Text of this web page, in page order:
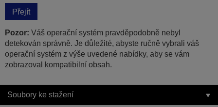
Přejít
Pozor: Váš operační systém pravděpodobně nebyl
detekován správně. Je důležité, abyste ručně vybrali váš
operační systém z výše uvedené nabídky, aby se vám
zobrazoval kompatibilní obsah.
Soubory ke stažení